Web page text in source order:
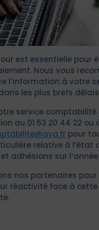
est essentielle pour
Nous vous
l’information à votre
les plus brefs
service comptabilité
au 01 53 20 44 22 ou
pour
relative à l’état
adhésions sur l’année
nos partenaires pour
réactivité face à cette